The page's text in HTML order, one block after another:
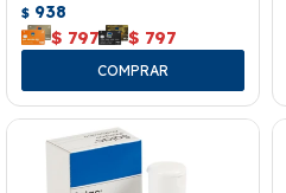
$ 938
$ 797 $ 797